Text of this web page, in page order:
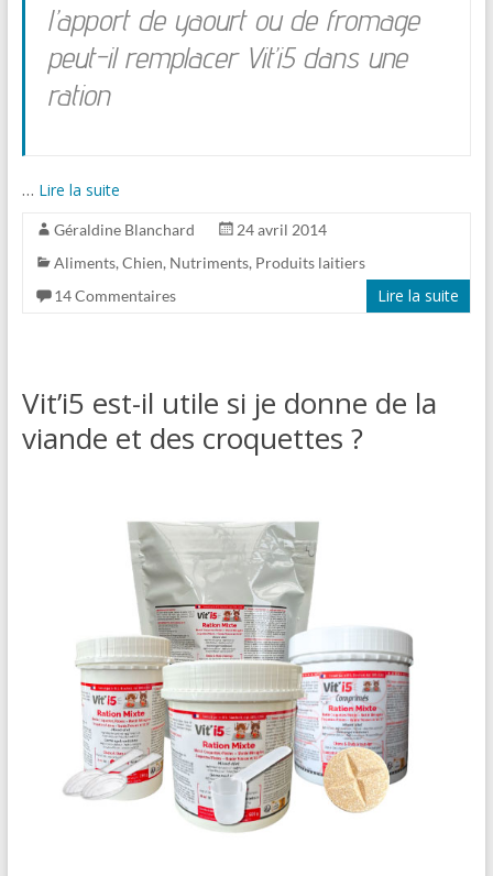
l’apport de yaourt ou de fromage
peut-il remplacer Vit’i5 dans une
ration
… Lire la suite
Géraldine Blanchard
24 avril 2014
Aliments, Chien, Nutriments, Produits laitiers
14 Commentaires
Lire la suite
Vit’i5 est-il utile si je donne de la
viande et des croquettes ?